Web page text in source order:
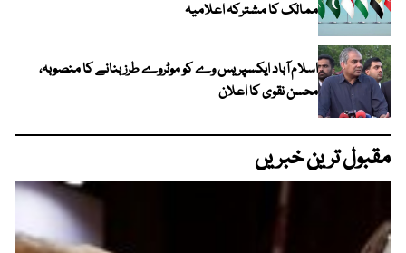
ممالک کا مشترکہ اعلامیہ
اسلام آباد ایکسپریس وے کو موٹروے طرز بنانے کا منصوبہ،
محسن نقوی کا اعلان
مقبول ترین خبریں